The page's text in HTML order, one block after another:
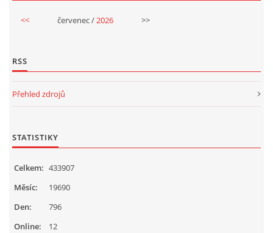
UČITELSKÁ SEBEREFLEXE
DĚTSKÝ SMUTEK
<< červenec /2026 >>
RSS
Přehled zdrojů
STATISTIKY
Online: 12
Celkem: 433907
Měsíc:
19690
Den:
796